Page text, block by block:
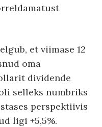
et viimase 12
oma
dividende
selleks numbriks
perspektiivis
ligi +5,5%.